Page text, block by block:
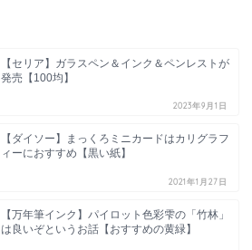
【セリア】ガラスペン＆インク＆ペンレストが
発売【100均】
2023年9月1日
【ダイソー】まっくろミニカードはカリグラフ
ィーにおすすめ【黒い紙】
2021年1月27日
【万年筆インク】パイロット色彩雫の「竹林」
は良いぞというお話【おすすめの黄緑】